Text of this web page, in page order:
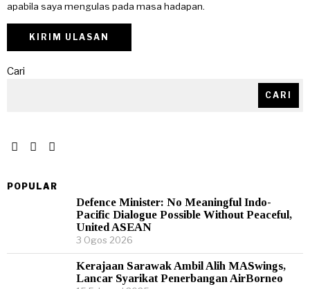
apabila saya mengulas pada masa hadapan.
Cari
CARI
POPULAR
Defence Minister: No Meaningful Indo-
Pacific Dialogue Possible Without Peaceful,
United ASEAN
3 Ogos 2026
Kerajaan Sarawak Ambil Alih MASwings,
Lancar Syarikat Penerbangan AirBorneo